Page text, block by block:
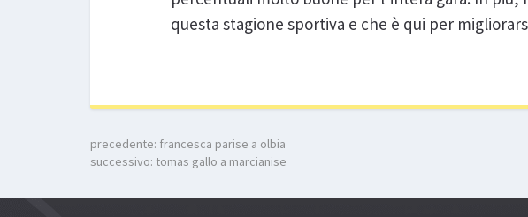
questa stagione sportiva e che è qui per
precedente: francesca parise a olbia
successivo: tomas gallo a marcianise